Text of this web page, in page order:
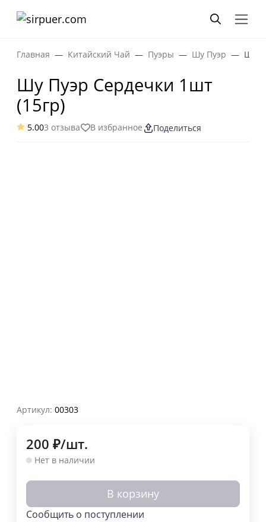
Главная Китайский Чай Пуэры Шу Пуэр Шу
Шу Пуэр Сердечки 1шт
(15гр)
5.003 отзыва В избранное Поделиться
Артикул: 00303
200 ₽/шт.
Нет в наличии
В корзину
Сообщить о поступлении